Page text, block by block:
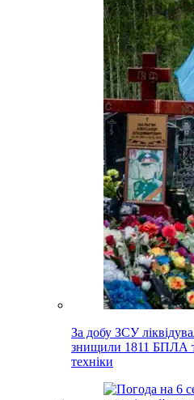
За добу ЗСУ
знищили 1811 БПЛА
техніки